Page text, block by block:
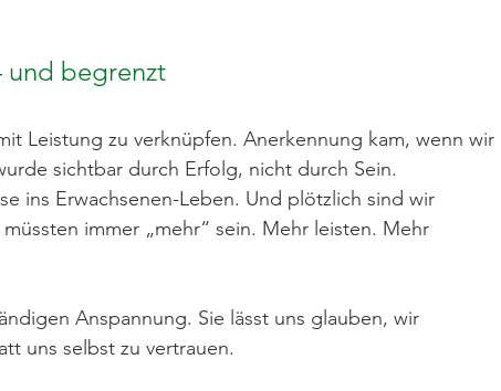
und begrenzt
Leistung zu verknüpfen. Anerkennung kam, wenn wir
sichtbar durch Erfolg, nicht durch Sein.
ins Erwachsenen-Leben. Und plötzlich sind wir
immer „mehr“ sein. Mehr leisten. Mehr
Anspannung. Sie lässt uns glauben, wir
uns selbst zu vertrauen.